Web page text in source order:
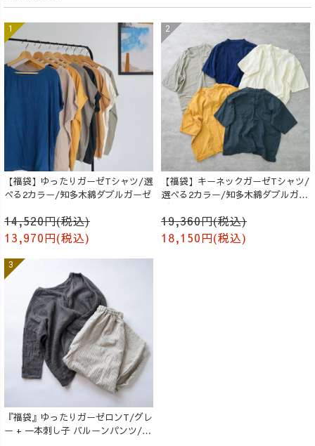
【福袋】ゆったりガーゼTシャツ/選
べる2カラー/知多木綿ダブルガーゼ
14,520円(税込)
13,970円(税込)
【福袋】キーネックガーゼTシャツ/
選べる2カラー/知多木綿ダブルガー
ゼ
19,360円(税込)
18,150円(税込)
『福袋』ゆったりガーゼロンT/グレ
ー + 一本刺し子 バルーンパンツ/生